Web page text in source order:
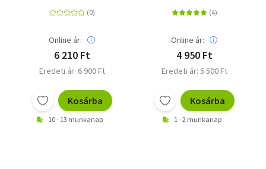
Online ár:
6 210 Ft
Eredeti ár: 6 900 Ft
Kosárba
10 - 13 munkanap
tanácsok
Online ár:
4 950 Ft
Eredeti ár: 5 500 Ft
Kosárba
1 - 2 munkanap